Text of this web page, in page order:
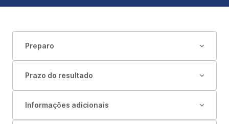
Preparo
Prazo do resultado
Informações adicionais